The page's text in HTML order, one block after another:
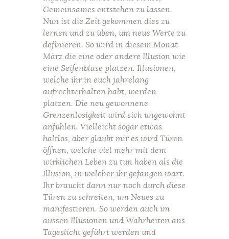
Gemeinsames entstehen zu lassen.
Nun ist die Zeit gekommen dies zu
lernen und zu üben, um neue Werte zu
definieren. So wird in diesem Monat
März die eine oder andere Illusion wie
eine Seifenblase platzen. Illusionen,
welche ihr in euch jahrelang
aufrechterhalten habt, werden
platzen. Die neu gewonnene
Grenzenlosigkeit wird sich ungewohnt
anfühlen. Vielleicht sogar etwas
haltlos, aber glaubt mir es wird Türen
öffnen, welche viel mehr mit dem
wirklichen Leben zu tun haben als die
Illusion, in welcher ihr gefangen wart.
Ihr braucht dann nur noch durch diese
Türen zu schreiten, um Neues zu
manifestieren. So werden auch im
aussen Illusionen und Wahrheiten ans
Tageslicht geführt werden und